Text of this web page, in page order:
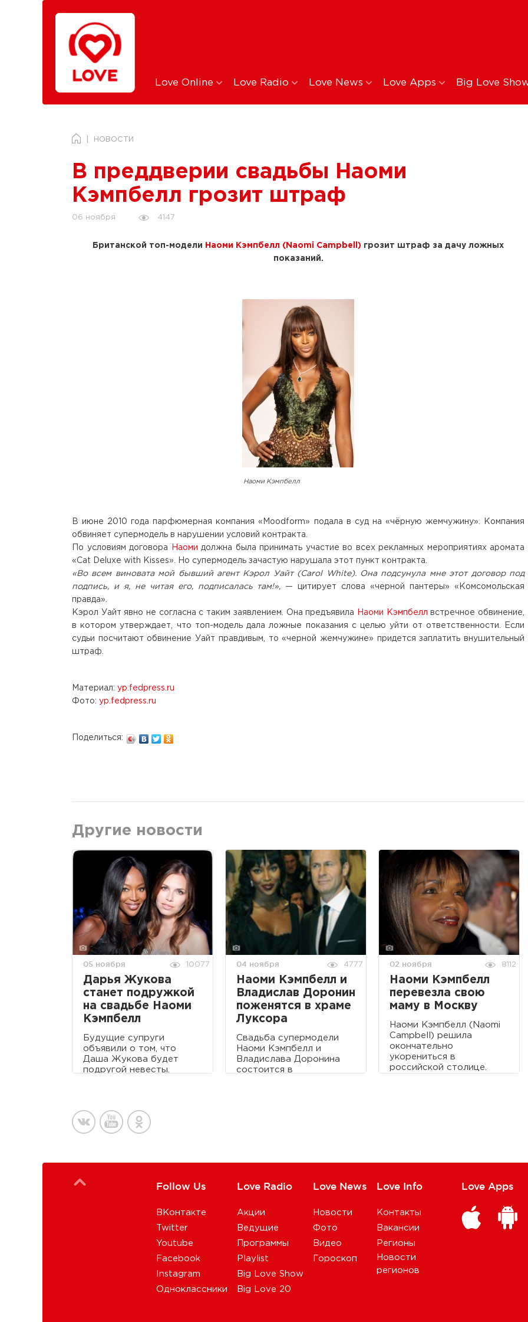
Love Online Love Radio Love News Love Apps Big Love
НОВОСТИ
В преддверии свадьбы Наоми
Кэмпбелл грозит штраф
06 ноября 4147
Британской топ-модели Наоми Кэмпбелл (Naomi Campbell) грозит штраф за дачу ложных
показаний.
Наоми Кэмпбелл
В июне 2010 года парфюмерная компания «Moodform» подала в суд на «чёрную жемчужину». Компания
обвиняет супермодель в нарушении условий контракта.
По условиям договора
Наоми должна была принимать участие во всех рекламных мероприятиях аромата
«Cat Deluxe with Kisses». Но супермодель зачастую нарушала этот пункт контракта.
«Во всем виновата мой бывший агент Кэрол Уайт (Carol White). Она подсунула мне этот договор под
подпись, и я, не читая его, подписалась там!», — цитирует слова «черной пантеры» «Комсомольская
правда».
Кэрол Уайт явно не согласна с таким заявлением. Она предъявила
Наоми Кэмпбелл встречное обвинение,
в котором утверждает, что топ-модель дала ложные показания с целью уйти от ответственности. Если
судьи посчитают обвинение Уайт правдивым, то «черной жемчужине» придется заплатить внушительный
штраф.
Материал: yp.fedpress.ru
Фото: yp.fedpress.ru
Поделиться:
Другие новости
05 ноября 10077
Дарья Жукова
станет подружкой
на свадьбе Наоми
Кэмпбелл
Будущие супруги
объявили о том, что
Даша Жукова будет
подругой невесты.
04 ноября 4777
Наоми Кэмпбелл и
Владислав Доронин
поженятся в храме
Луксора
Свадьба супермодели
Наоми Кэмпбелл и
Владислава Доронина
состоится в
02 ноября 8112
Наоми Кэмпбелл
перевезла свою
маму в Москву
Наоми Кэмпбелл (Naomi
Campbell) решила
окончательно
укорениться в
российской столице.
Follow Us
ВКонтакте
Twitter
Youtube
Facebook
Instagram
Одноклассники
Love Radio
Акции
Ведущие
Программы
Playlist
Big Love Show
Big Love 20
Love News
Новости
Фото
Видео
Гороскоп
Love Info
Контакты
Вакансии
Регионы
Новости
регионов
Love Apps